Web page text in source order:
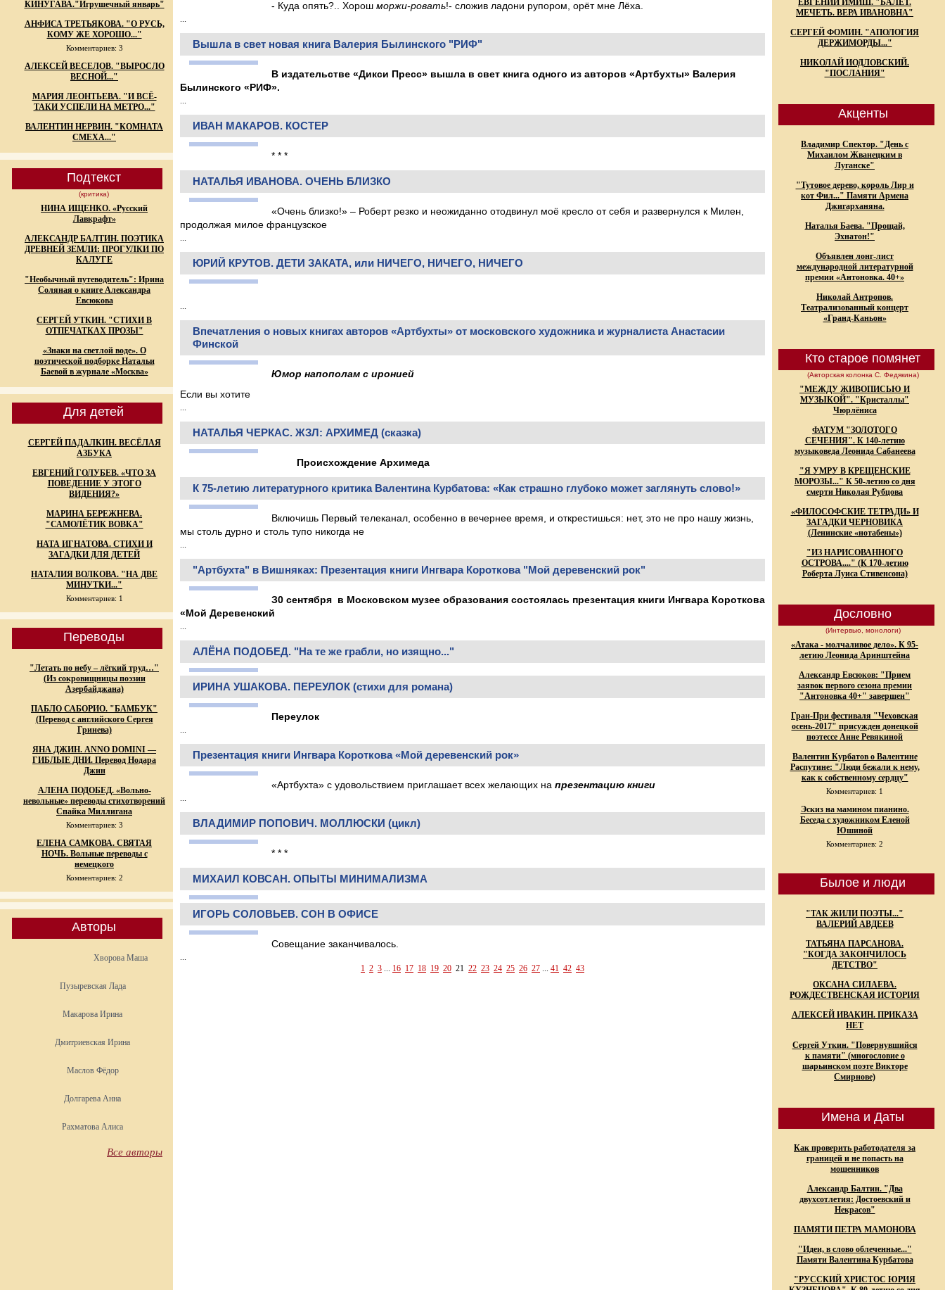
КИНУГАВА."Игрушечный январь"
АНФИСА ТРЕТЬЯКОВА. "О РУСЬ,
КОМУ ЖЕ ХОРОШО..."
Комментариев: 3
АЛЕКСЕЙ ВЕСЕЛОВ. "ВЫРОСЛО
ВЕСНОЙ..."
МАРИЯ ЛЕОНТЬЕВА. "И ВСЁ-
ТАКИ УСПЕЛИ НА МЕТРО..."
ВАЛЕНТИН НЕРВИН. "КОМНАТА
СМЕХА..."
Подтекст
(критика)
НИНА ИЩЕНКО. «Русский
Лавкрафт»
АЛЕКСАНДР БАЛТИН. ПОЭТИКА
ДРЕВНЕЙ ЗЕМЛИ: ПРОГУЛКИ ПО
КАЛУГЕ
"Необычный путеводитель": Ирина
Соляная о книге Александра
Евсюкова
СЕРГЕЙ УТКИН. "СТИХИ В
ОТПЕЧАТКАХ ПРОЗЫ"
«Знаки на светлой воде». О
поэтической подборке Натальи
Баевой в журнале «Москва»
Для детей
СЕРГЕЙ ПАДАЛКИН. ВЕСЁЛАЯ
АЗБУКА
ЕВГЕНИЙ ГОЛУБЕВ. «ЧТО ЗА
ПОВЕДЕНИЕ У ЭТОГО
ВИДЕНИЯ?»
МАРИНА БЕРЕЖНЕВА.
"САМОЛЁТИК ВОВКА"
НАТА ИГНАТОВА. СТИХИ И
ЗАГАДКИ ДЛЯ ДЕТЕЙ
НАТАЛИЯ ВОЛКОВА. "НА ДВЕ
МИНУТКИ..."
Комментариев: 1
Переводы
"Летать по небу – лёгкий труд…"
(Из сокровищницы поэзии
Азербайджана)
ПАБЛО САБОРИО. "БАМБУК"
(Перевод с английского Сергея
Гринева)
ЯНА ДЖИН. ANNO DOMINI —
ГИБЛЫЕ ДНИ. Перевод Нодара
Джин
АЛЕНА ПОДОБЕД. «Вольно-
невольные» переводы стихотворений
Спайка Миллигана
Комментариев: 3
ЕЛЕНА САМКОВА. СВЯТАЯ
НОЧЬ. Вольные переводы с
немецкого
Комментариев: 2
Авторы
Хворова Маша
Пузыревская Лада
Макарова Ирина
Дмитриевская Ирина
Маслов Фёдор
Долгарева Анна
Рахматова Алиса
Все авторы
- Куда опять?.. Хорош моржи-ровать!- сложив ладони рупором, орёт мне Лёха.
...
Вышла в свет новая книга Валерия Былинского "РИФ"
В издательстве «Дикси Пресс» вышла в свет книга одного из авторов «Артбухты» Валерия
Былинского «РИФ».
...
ИВАН МАКАРОВ. КОСТЕР
* * *
НАТАЛЬЯ ИВАНОВА. ОЧЕНЬ БЛИЗКО
«Очень близко!» – Роберт резко и неожиданно отодвинул моё кресло от себя и развернулся к Милен,
продолжая милое французское
...
ЮРИЙ КРУТОВ. ДЕТИ ЗАКАТА, или НИЧЕГО, НИЧЕГО, НИЧЕГО
...
Впечатления о новых книгах авторов «Артбухты» от московского художника и журналиста Анастасии
Финской
Юмор напополам с иронией
Если вы хотите
...
НАТАЛЬЯ ЧЕРКАС. ЖЗЛ: АРХИМЕД (сказка)
Происхождение Архимеда
К 75-летию литературного критика Валентина Курбатова: «Как страшно глубоко может заглянуть слово!»
Включишь Первый телеканал, особенно в вечернее время, и открестишься: нет, это не про нашу жизнь,
мы столь дурно и столь тупо никогда не
...
"Артбухта" в Вишняках: Презентация книги Ингвара Короткова "Мой деревенский рок"
З0 сентября в Московском музее образования состоялась презентация книги Ингвара Короткова
«Мой Деревенский
...
АЛЁНА ПОДОБЕД. "На те же грабли, но изящно..."
ИРИНА УШАКОВА. ПЕРЕУЛОК (стихи для романа)
Переулок
...
Презентация книги Ингвара Короткова «Мой деревенский рок»
«Артбухта» с удовольствием приглашает всех желающих на презентацию книги
...
ВЛАДИМИР ПОПОВИЧ. МОЛЛЮСКИ (цикл)
* * *
МИХАИЛ КОВСАН. ОПЫТЫ МИНИМАЛИЗМА
ИГОРЬ СОЛОВЬЕВ. СОН В ОФИСЕ
Совещание заканчивалось.
...
1 2 3 ... 16 17 18 19 20 21 22 23 24 25 26 27 ... 41 42 43
ЕВГЕНИЙ ИМИШ. "БАЛЕТ.
МЕЧЕТЬ. ВЕРА ИВАНОВНА"
СЕРГЕЙ ФОМИН. "АПОЛОГИЯ
ДЕРЖИМОРДЫ..."
НИКОЛАЙ ИОДЛОВСКИЙ.
"ПОСЛАНИЯ"
Акценты
Владимир Спектор. "День с
Михаилом Жванецким в
Луганске"
"Тутовое дерево, король Лир и
кот Фил..." Памяти Армена
Джигарханяна.
Наталья Баева. "Прощай,
Эхнатон!"
Объявлен лонг-лист
международной литературной
премии «Антоновка. 40+»
Николай Антропов.
Театрализованный концерт
«Гранд-Каньон»
Кто старое помянет
(Авторская колонка С. Федякина)
"МЕЖДУ ЖИВОПИСЬЮ И
МУЗЫКОЙ". "Кристаллы"
Чюрлёниса
ФАТУМ "ЗОЛОТОГО
СЕЧЕНИЯ". К 140-летию
музыковеда Леонида Сабанеева
"Я УМРУ В КРЕЩЕНСКИЕ
МОРОЗЫ..." К 50-летию со дня
смерти Николая Рубцова
«ФИЛОСОФСКИЕ ТЕТРАДИ» И
ЗАГАДКИ ЧЕРНОВИКА
(Ленинские «нотабены»)
"ИЗ НАРИСОВАННОГО
ОСТРОВА...." (К 170-летию
Роберта Луиса Стивенсона)
Дословно
(Интервью, монологи)
«Атака - молчаливое дело». К 95-
летию Леонида Аринштейна
Александр Евсюков: "Прием
заявок первого сезона премии
"Антоновка 40+" завершен"
Гран-При фестиваля "Чеховская
осень-2017" присужден донецкой
поэтессе Анне Ревякиной
Валентин Курбатов о Валентине
Распутине: "Люди бежали к нему,
как к собственному сердцу"
Комментариев: 1
Эскиз на мамином пианино.
Беседа с художником Еленой
Юшиной
Комментариев: 2
Былое и люди
"ТАК ЖИЛИ ПОЭТЫ..."
ВАЛЕРИЙ АВДЕЕВ
ТАТЬЯНА ПАРСАНОВА.
"КОГДА ЗАКОНЧИЛОСЬ
ДЕТСТВО"
ОКСАНА СИЛАЕВА.
РОЖДЕСТВЕНСКАЯ ИСТОРИЯ
АЛЕКСЕЙ ИВАКИН. ПРИКАЗА
НЕТ
Сергей Уткин. "Повернувшийся
к памяти" (многословие о
шарьинском поэте Викторе
Смирнове)
Имена и Даты
Как проверить работодателя за
границей и не попасть на
мошенников
Александр Балтин. "Два
двухсотлетия: Достоевский и
Некрасов"
ПАМЯТИ ПЕТРА МАМОНОВА
"Идеи, в слово облеченные..."
Памяти Валентина Курбатова
"РУССКИЙ ХРИСТОС ЮРИЯ